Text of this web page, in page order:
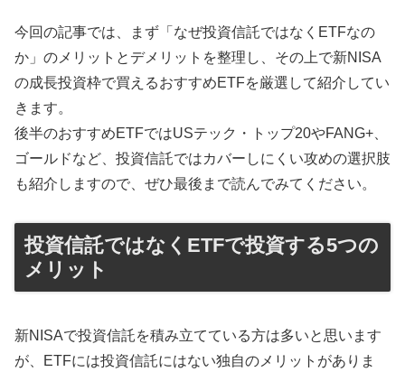
今回の記事では、まず「なぜ投資信託ではなくETFなの
か」のメリットとデメリットを整理し、その上で新NISA
の成長投資枠で買えるおすすめETFを厳選して紹介してい
きます。
後半のおすすめETFではUSテック・トップ20やFANG+、
ゴールドなど、投資信託ではカバーしにくい攻めの選択肢
も紹介しますので、ぜひ最後まで読んでみてください。
投資信託ではなくETFで投資する5つの
メリット
新NISAで投資信託を積み立てている方は多いと思います
が、ETFには投資信託にはない独自のメリットがありま